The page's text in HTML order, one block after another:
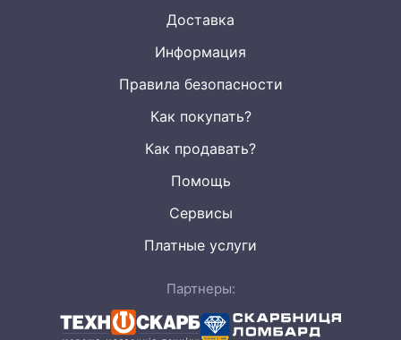
Доставка
Информация
Правила безопасности
Как покупать?
Как продавать?
Помощь
Сервисы
Платные услуги
Партнеры: